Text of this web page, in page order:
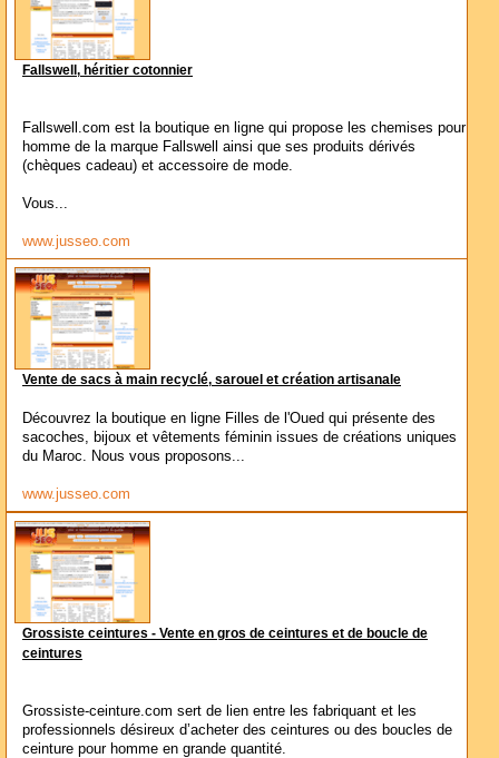
Fallswell, héritier cotonnier
Fallswell.com est la boutique en ligne qui propose les chemises pour
homme de la marque Fallswell ainsi que ses produits dérivés
(chèques cadeau) et accessoire de mode.
Vous...
www.jusseo.com
Vente de sacs à main recyclé, sarouel et création artisanale
Découvrez la boutique en ligne Filles de l'Oued qui présente des
sacoches, bijoux et vêtements féminin issues de créations uniques
du Maroc. Nous vous proposons...
www.jusseo.com
Grossiste ceintures - Vente en gros de ceintures et de boucle de
ceintures
Grossiste-ceinture.com sert de lien entre les fabriquant et les
professionnels désireux d’acheter des ceintures ou des boucles de
ceinture pour homme en grande quantité.